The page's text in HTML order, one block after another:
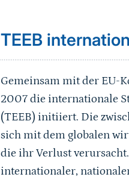
TEEB
Gemeinsam mit der EU-
2007 die internationale
(TEEB) initiiert. Die
sich mit dem globalen
die ihr Verlust
internationaler,